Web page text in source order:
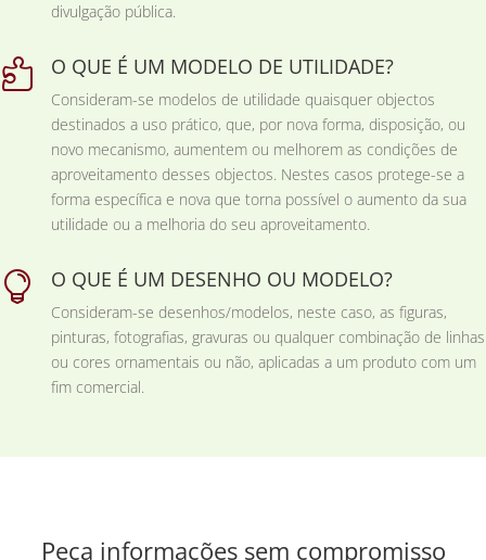
divulgação pública.
 O QUE É UM MODELO DE UTILIDADE?
Consideram-se modelos de utilidade quaisquer objectos
destinados a uso prático, que, por nova forma, disposição, ou
novo mecanismo, aumentem ou melhorem as condições de
aproveitamento desses objectos. Nestes casos protege-se a
forma específica e nova que torna possível o aumento da sua
utilidade ou a melhoria do seu aproveitamento.
 O QUE É UM DESENHO OU MODELO?
Consideram-se desenhos/modelos, neste caso, as figuras,
pinturas, fotografias, gravuras ou qualquer combinação de linhas
ou cores ornamentais ou não, aplicadas a um produto com um
fim comercial.
Peça informações sem compromisso